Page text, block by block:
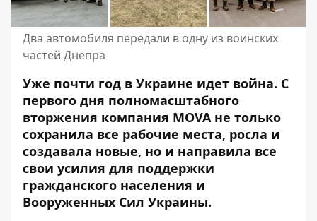
Два автомобиля передали в одну из воинских
частей Днепра
Уже почти год в Украине идет война. С
первого дня полномасштабного
вторжения компания MOVA не только
сохранила все рабочие места, росла и
создавала новые, но и направила все
свои усилия для поддержки
гражданского населения и
Вооруженных Сил Украины.